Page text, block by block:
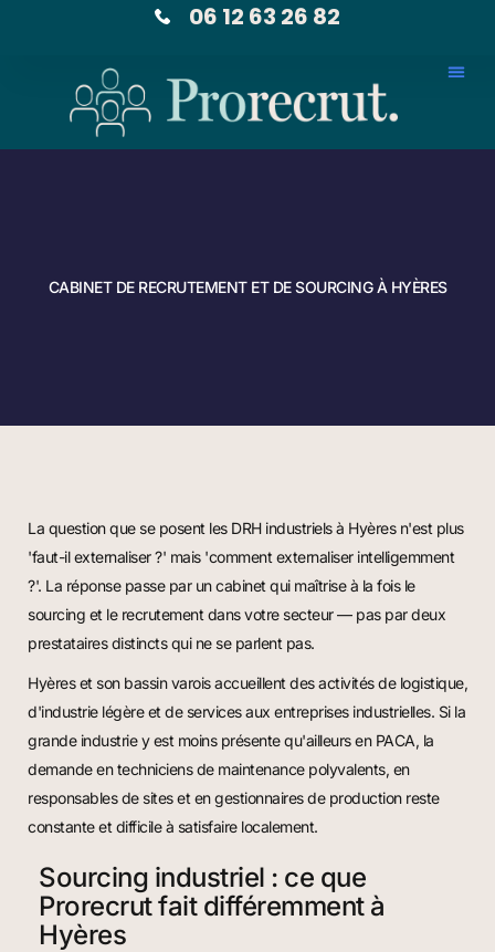
06 12 63 26 82
CABINET DE RECRUTEMENT ET DE SOURCING À HYÈRES
La question que se posent les DRH industriels à Hyères n'est plus
'faut-il externaliser ?' mais 'comment externaliser intelligemment
?'. La réponse passe par un cabinet qui maîtrise à la fois le
sourcing et le recrutement dans votre secteur — pas par deux
prestataires distincts qui ne se parlent pas.
Hyères et son bassin varois accueillent des activités de logistique,
d'industrie légère et de services aux entreprises industrielles. Si la
grande industrie y est moins présente qu'ailleurs en PACA, la
demande en techniciens de maintenance polyvalents, en
responsables de sites et en gestionnaires de production reste
constante et difficile à satisfaire localement.
Sourcing industriel : ce que
Prorecrut fait différemment à
Hyères